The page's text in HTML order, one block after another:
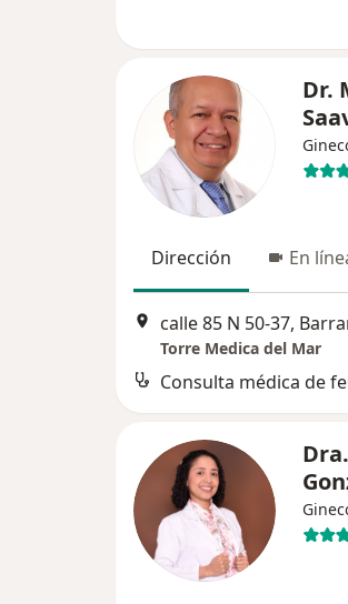
Dr.
Dirección En
calle 85 N 50-37,
Torre Medica del Mar